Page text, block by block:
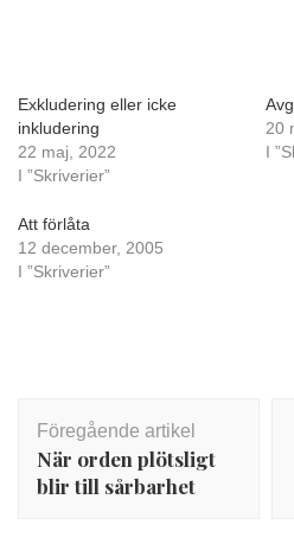
Exkludering eller icke
inkludering
22 maj, 2022
I ”Skriverier”
20
I
Att förlåta
12 december, 2005
I ”Skriverier”
Föregående artikel
När orden plötsligt
blir till sårbarhet